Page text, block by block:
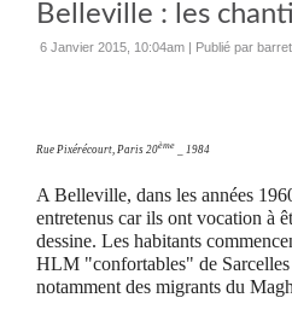
Belleville : les
6 Janvier 2015, 10:04am | Publié par
Rue Pixérécourt, Paris 20ème _ 1984
A Belleville, dans les années
entretenus car ils ont vocation à
dessine. Les habitants
HLM "confortables" de
notamment des migrants du